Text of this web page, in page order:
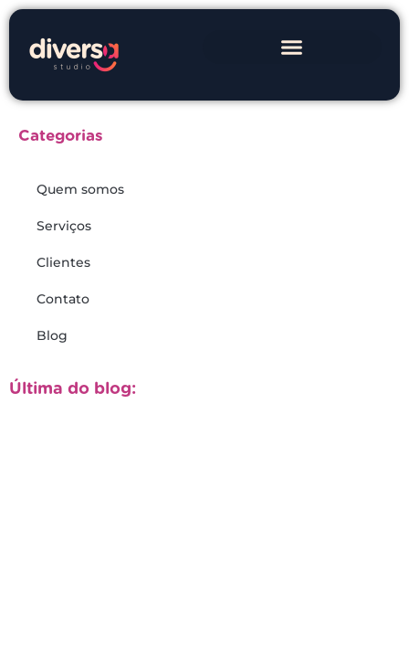
Categorias
Quem somos
Serviços
Clientes
Contato
Blog
Última do blog: